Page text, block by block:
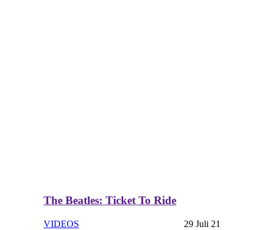
The Beatles: Ticket To Ride
VIDEOS 29 Juli 21